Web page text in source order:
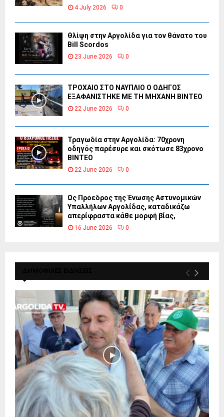
4 July 2026 0
Θλίψη στην Αργολίδα για τον θάνατο του
Bill Scordos
23 June 2026 0
ΤΡΟΧΑΙΟ ΣΤΟ ΝΑΥΠΛΙΟ Ο ΟΔΗΓΟΣ
ΕΞΑΦΑΝΙΣΤΗΚΕ ΜΕ ΤΗ ΜΗΧΑΝΗ ΒΙΝΤΕΟ
22 June 2026 0
Τραγωδία στην Αργολίδα: 70χρονη
οδηγός παρέσυρε και σκότωσε 83χρονο
ΒΙΝΤΕΟ
22 June 2026 0
Ως Πρόεδρος της Ένωσης Αστυνομικών
Υπαλλήλων Αργολίδας, καταδικάζω
απερίφραστα κάθε μορφή βίας,
16 June 2026 0